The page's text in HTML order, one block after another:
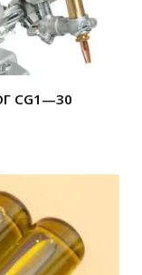
CG1—30